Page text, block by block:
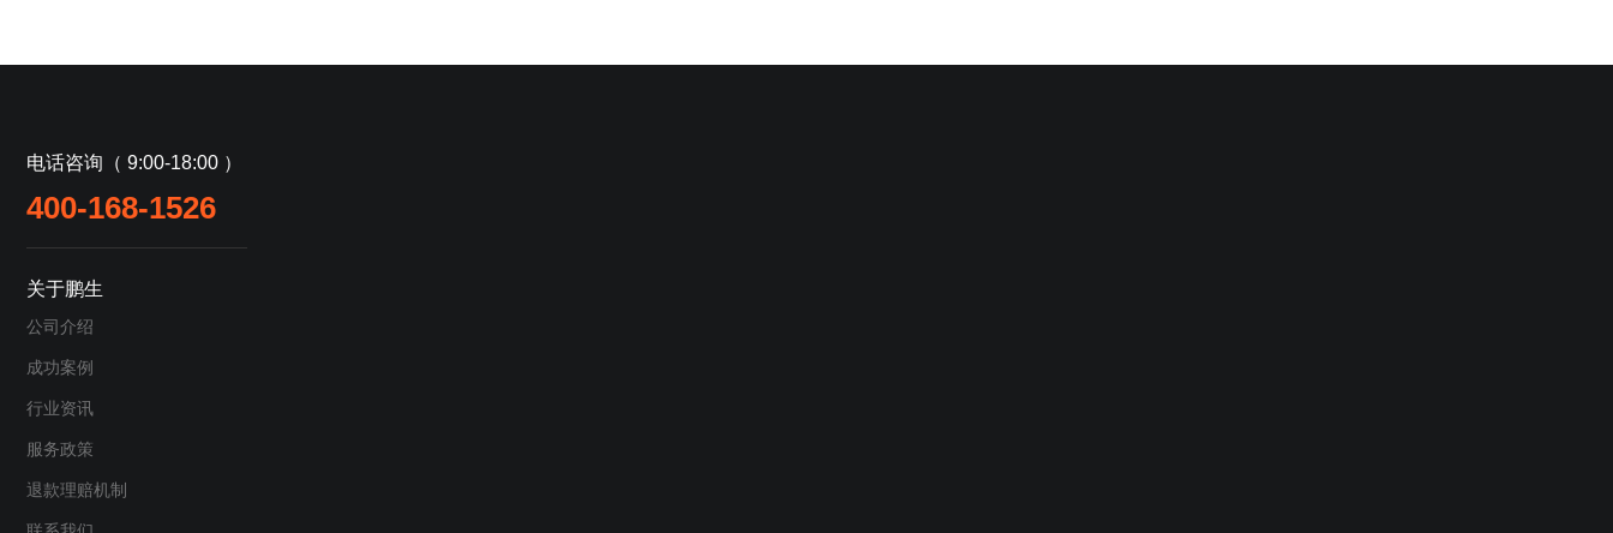
电话咨询（ 9:00-18:00 ）
400-168-1526
关于鹏生
公司介绍
成功案例
行业资讯
服务政策
退款理赔机制